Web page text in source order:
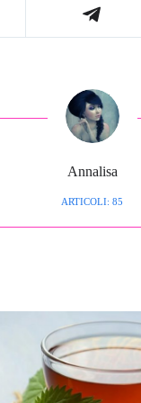
Annalisa
ARTICOLI: 85